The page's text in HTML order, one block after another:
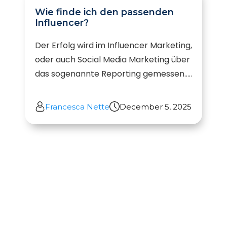
Wie finde ich den passenden
Influencer?
Der Erfolg wird im Influencer Marketing,
oder auch Social Media Marketing über
das sogenannte Reporting gemessen.....
Francesca Nette December 5, 2025